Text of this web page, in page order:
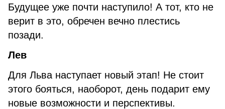
Будущее уже почти наступило! А тот, кто не
верит в это, обречен вечно плестись
позади.
Лев
Для Льва наступает новый этап! Не стоит
этого бояться, наоборот, день подарит ему
новые возможности и перспективы.